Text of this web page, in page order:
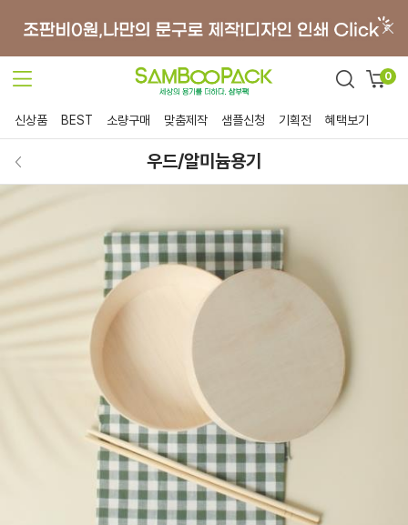
0
신상품 BEST 소량구매 맞춤제작 샘플신청 기획전 혜택보기
우드/알미늄용기